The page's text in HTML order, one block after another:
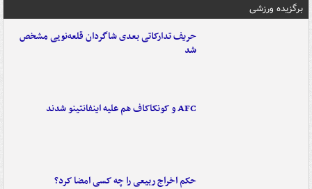
برگزیده ورزشی
حریف تدارکاتی بعدی شاگردان قلعه‌نویی مشخص
شد
AFC و کونکاکاف هم علیه اینفانتینو شدند
حکم اخراج ربیعی را چه کسی امضا کرد؟